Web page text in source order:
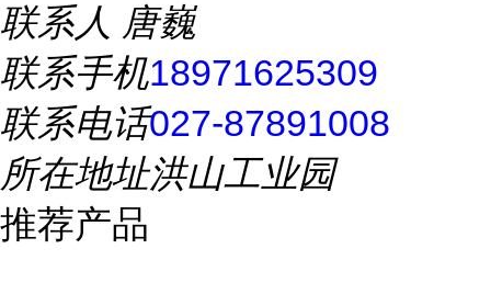
联系人 唐巍
联系手机18971625309
联系电话027-87891008
所在地址洪山工业园
推荐产品